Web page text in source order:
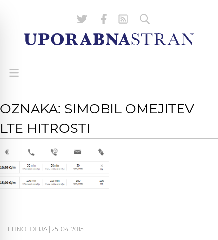
OZNAKA: SIMOBIL OMEJITEV
LTE HITROSTI
TEHNOLOGIJA 25. 04. 2015